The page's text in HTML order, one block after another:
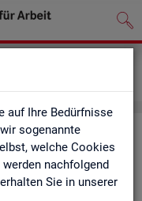
auf Ihre Bedürfnisse
sogenannte
welche Cookies
nachfolgend
Sie in unserer
Aus­sa­ge­kraft, Be­
die in der Sta­tis­